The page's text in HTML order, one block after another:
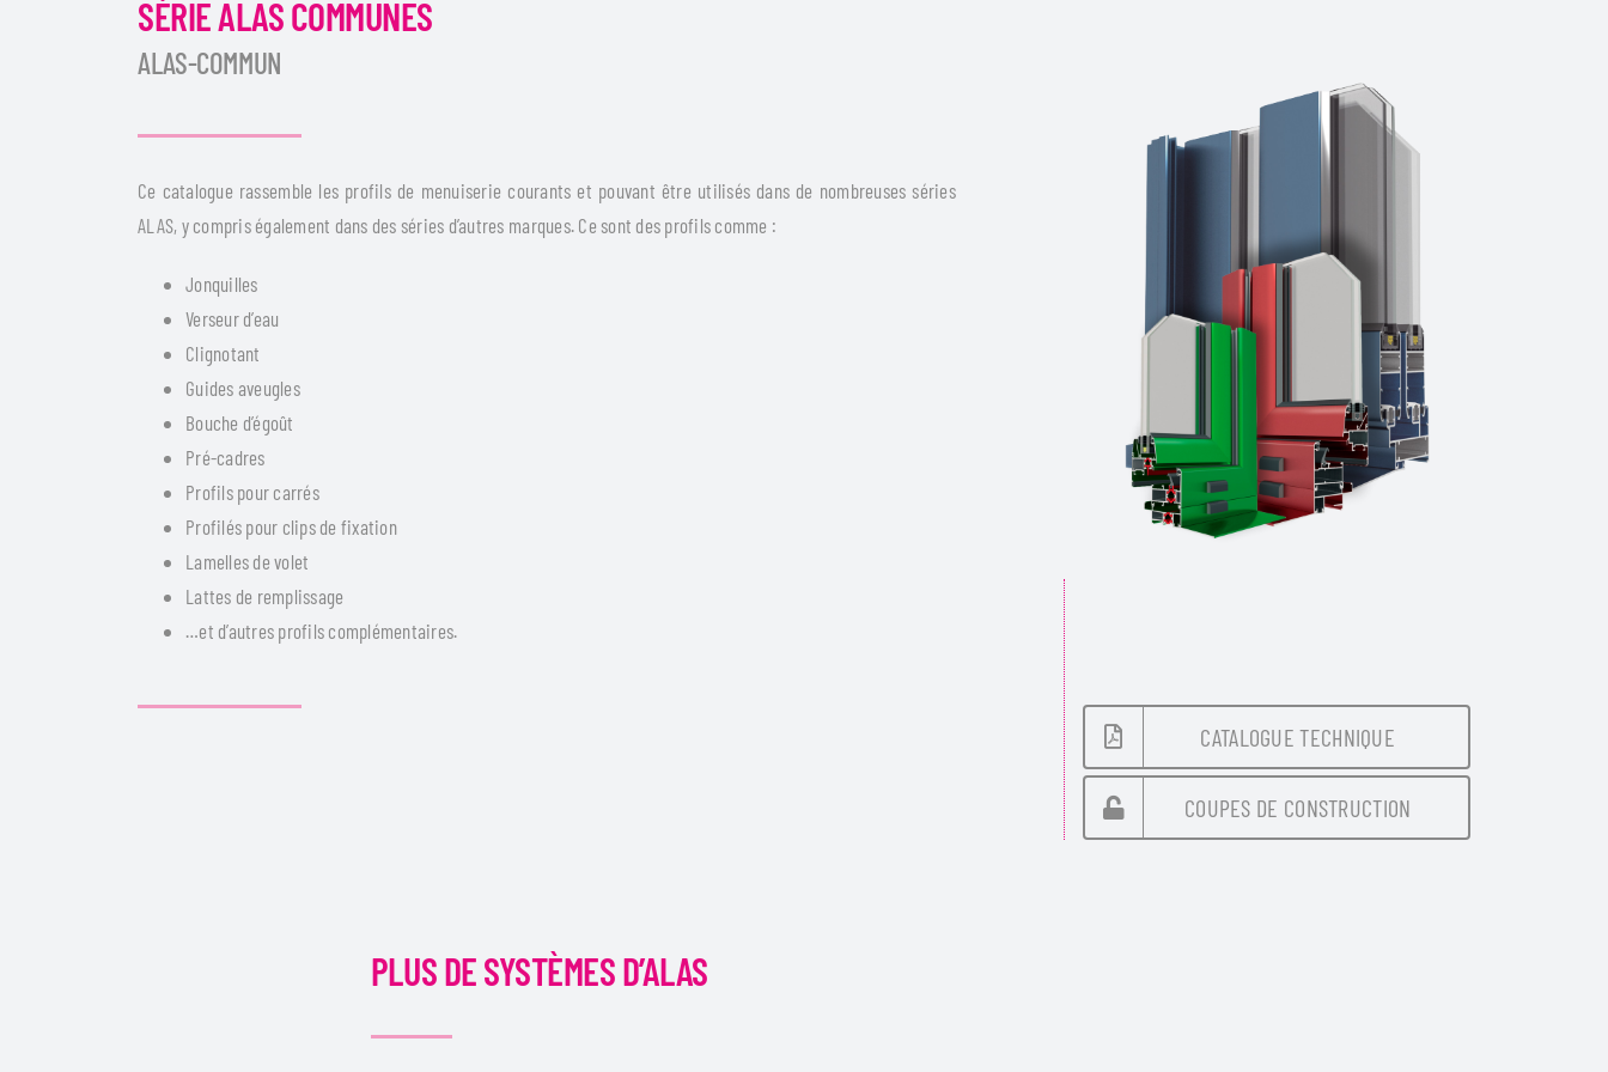
SÉRIE ALAS COMMUNES
ALAS-COMMUN
Ce catalogue rassemble les profils de menuiserie courants et pouvant être utilisés dans de nombreuses séries
ALAS, y compris également dans des séries d’autres marques. Ce sont des profils comme :
Jonquilles
Verseur d’eau
Clignotant
Guides aveugles
Bouche d’égoût
Pré-cadres
Profils pour carrés
Profilés pour clips de fixation
Lamelles de volet
Lattes de remplissage
…et d’autres profils complémentaires.
CATALOGUE TECHNIQUE
COUPES DE CONSTRUCTION
PLUS DE SYSTÈMES D’ALAS